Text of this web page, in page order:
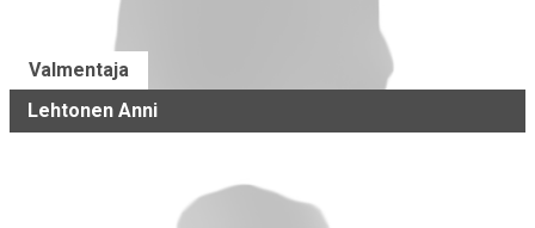
Valmentaja
Lehtonen Anni